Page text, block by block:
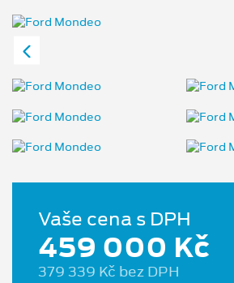
Vaše cena s DPH
459 000 Kč
379 339 Kč bez DPH